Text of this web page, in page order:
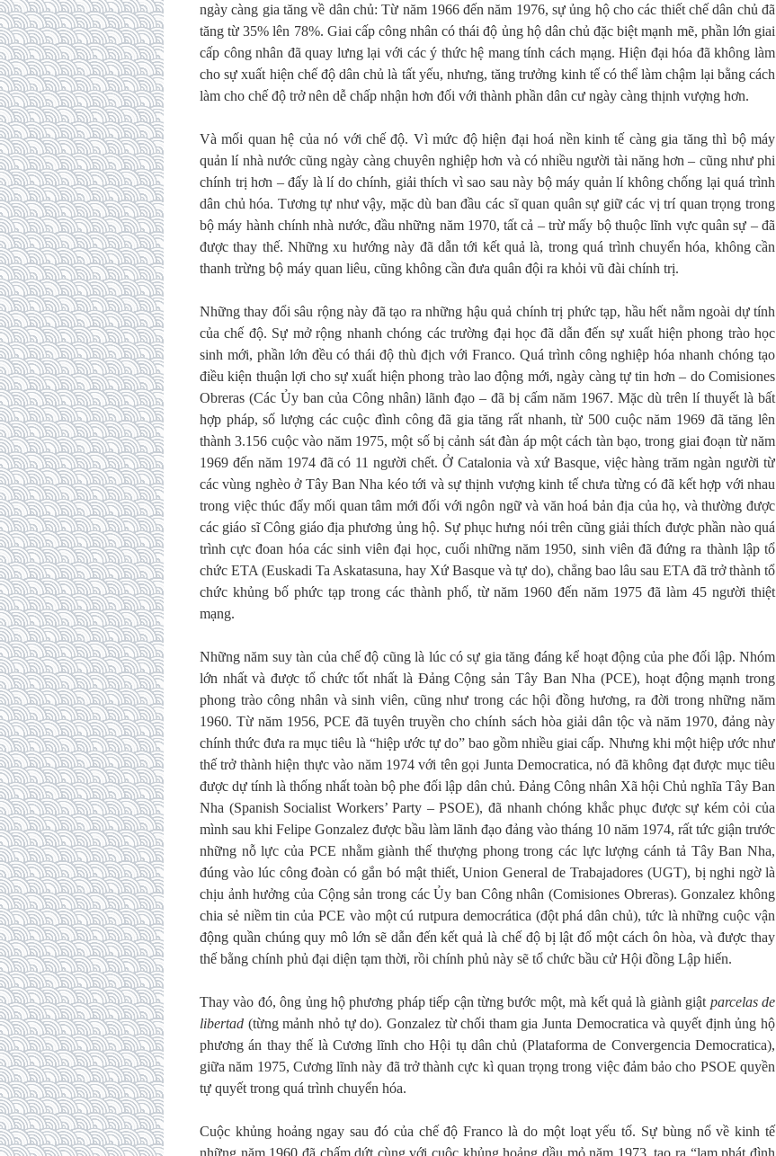
ngày càng gia tăng về dân chủ: Từ năm 1966 đến năm 1976, sự ủng hộ cho các thiết chế dân chủ đã
tăng từ 35% lên 78%. Giai cấp công nhân có thái độ ủng hộ dân chủ đặc biệt mạnh mẽ, phần lớn giai
cấp công nhân đã quay lưng lại với các ý thức hệ mang tính cách mạng. Hiện đại hóa đã không làm
cho sự xuất hiện chế độ dân chủ là tất yếu, nhưng, tăng trưởng kinh tế có thể làm chậm lại bằng cách
làm cho chế độ trở nên dễ chấp nhận hơn đối với thành phần dân cư ngày càng thịnh vượng hơn.
Và mối quan hệ của nó với chế độ. Vì mức độ hiện đại hoá nền kinh tế càng gia tăng thì bộ máy
quản lí nhà nước cũng ngày càng chuyên nghiệp hơn và có nhiều người tài năng hơn – cũng như phi
chính trị hơn – đấy là lí do chính, giải thích vì sao sau này bộ máy quản lí không chống lại quá trình
dân chủ hóa. Tương tự như vậy, mặc dù ban đầu các sĩ quan quân sự giữ các vị trí quan trọng trong
bộ máy hành chính nhà nước, đầu những năm 1970, tất cả – trừ mấy bộ thuộc lĩnh vực quân sự – đã
được thay thế. Những xu hướng này đã dẫn tới kết quả là, trong quá trình chuyển hóa, không cần
thanh trừng bộ máy quan liêu, cũng không cần đưa quân đội ra khỏi vũ đài chính trị.
Những thay đổi sâu rộng này đã tạo ra những hậu quả chính trị phức tạp, hầu hết nằm ngoài dự tính
của chế độ. Sự mở rộng nhanh chóng các trường đại học đã dẫn đến sự xuất hiện phong trào học
sinh mới, phần lớn đều có thái độ thù địch với Franco. Quá trình công nghiệp hóa nhanh chóng tạo
điều kiện thuận lợi cho sự xuất hiện phong trào lao động mới, ngày càng tự tin hơn – do Comisiones
Obreras (Các Ủy ban của Công nhân) lãnh đạo – đã bị cấm năm 1967. Mặc dù trên lí thuyết là bất
hợp pháp, số lượng các cuộc đình công đã gia tăng rất nhanh, từ 500 cuộc năm 1969 đã tăng lên
thành 3.156 cuộc vào năm 1975, một số bị cảnh sát đàn áp một cách tàn bạo, trong giai đoạn từ năm
1969 đến năm 1974 đã có 11 người chết. Ở Catalonia và xứ Basque, việc hàng trăm ngàn người từ
các vùng nghèo ở Tây Ban Nha kéo tới và sự thịnh vượng kinh tế chưa từng có đã kết hợp với nhau
trong việc thúc đẩy mối quan tâm mới đối với ngôn ngữ và văn hoá bản địa của họ, và thường được
các giáo sĩ Công giáo địa phương ủng hộ. Sự phục hưng nói trên cũng giải thích được phần nào quá
trình cực đoan hóa các sinh viên đại học, cuối những năm 1950, sinh viên đã đứng ra thành lập tổ
chức ETA (Euskadi Ta Askatasuna, hay Xứ Basque và tự do), chẳng bao lâu sau ETA đã trở thành tổ
chức khủng bố phức tạp trong các thành phố, từ năm 1960 đến năm 1975 đã làm 45 người thiệt
mạng.
Những năm suy tàn của chế độ cũng là lúc có ​​sự gia tăng đáng kể hoạt động của phe đối lập. Nhóm
lớn nhất và được tổ chức tốt nhất là Đảng Cộng sản Tây Ban Nha (PCE), hoạt động mạnh trong
phong trào công nhân và sinh viên, cũng như trong các hội đồng hương, ra đời trong những năm
1960. Từ năm 1956, PCE đã tuyên truyền cho chính sách hòa giải dân tộc và năm 1970, đảng này
chính thức đưa ra mục tiêu là “hiệp ước tự do” bao gồm nhiều giai cấp. Nhưng khi một hiệp ước như
thế trở thành hiện thực vào năm 1974 với tên gọi Junta Democratica, nó đã không đạt được mục tiêu
được dự tính là thống nhất toàn bộ phe đối lập dân chủ. Đảng Công nhân Xã hội Chủ nghĩa Tây Ban
Nha (Spanish Socialist Workers’ Party – PSOE), đã nhanh chóng khắc phục được sự kém cỏi của
mình sau khi Felipe Gonzalez được bầu làm lãnh đạo đảng vào tháng 10 năm 1974, rất tức giận trước
những nỗ lực của PCE nhằm giành thế thượng phong trong các lực lượng cánh tả Tây Ban Nha,
đúng vào lúc công đoàn có gắn bó mật thiết, Union General de Trabajadores (UGT), bị nghi ngờ là
chịu ảnh hưởng của Cộng sản trong các Ủy ban Công nhân (Comisiones Obreras). Gonzalez không
chia sẻ niềm tin của PCE vào một cú rutpura democrática (đột phá dân chủ), tức là những cuộc vận
động quần chúng quy mô lớn sẽ dẫn đến kết quả là chế độ bị lật đổ một cách ôn hòa, và được thay
thế bằng chính phủ đại diện tạm thời, rồi chính phủ này sẽ tổ chức bầu cử Hội đồng Lập hiến.
Thay vào đó, ông ủng hộ phương pháp tiếp cận từng bước một, mà kết quả là giành giật parcelas de
libertad (từng mảnh nhỏ tự do). Gonzalez từ chối tham gia Junta Democratica và quyết định ủng hộ
phương án thay thế là Cương lĩnh cho Hội tụ dân chủ (Plataforma de Convergencia Democratica),
giữa năm 1975, Cương lĩnh này đã trở thành cực kì quan trọng trong việc đảm bảo cho PSOE quyền
tự quyết trong quá trình chuyển hóa.
Cuộc khủng hoảng ngay sau đó của chế độ Franco là do một loạt yếu tố. Sự bùng nổ về kinh tế
những năm 1960 đã chấm dứt cùng với cuộc khủng hoảng dầu mỏ năm 1973, tạo ra “lạm phát đình